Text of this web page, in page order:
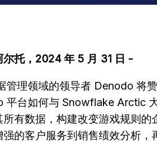
尔托，2024 年 5 月 31 日 -
管理领域的领导者 Denodo 将
平台如何与 Snowflake Arctic
所有数据，构建改变游戏规则
强的客户服务到销售绩效分析